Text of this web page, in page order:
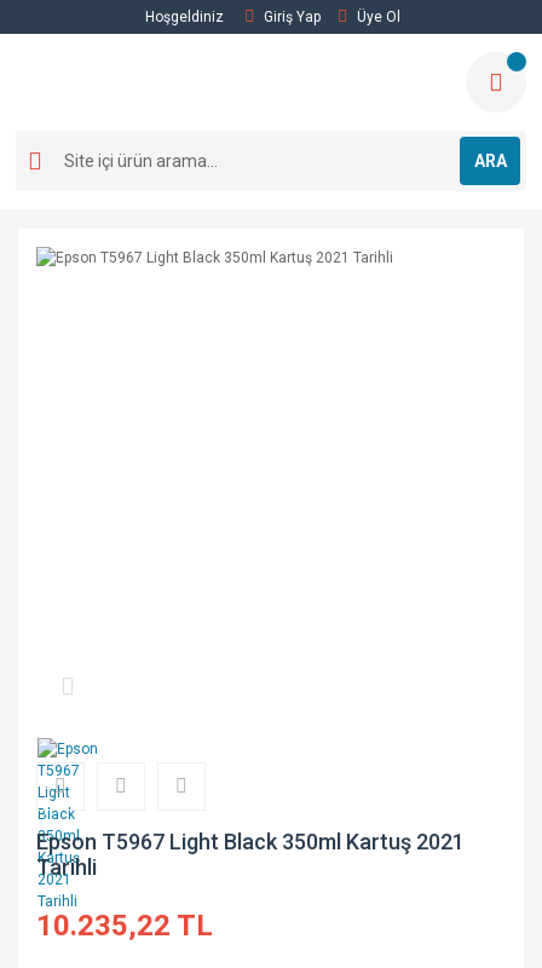
Hoşgeldiniz Giriş Yap Üye Ol
ARA
Epson T5967 Light Black 350ml Kartuş 2021
Tarihli
10.235,22 TL